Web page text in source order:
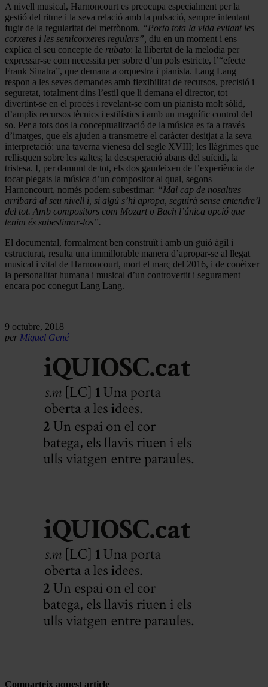
A nivell musical, Harnoncourt es preocupa especialment per la
gestió del ritme i la seva relació amb la pulsació, sempre intentant
fugir de la regularitat del metrònom. “Porto tota la vida evitant les
corxeres i les semicorxeres regulars”, diu en un moment i ens
explica el seu concepte de rubato: la llibertat de la melodia per
expressar-se com necessita per sobre d’un pols estricte, l’“efecte
Frank Sinatra”, que demana a orquestra i pianista. Lang Lang
respon a les seves demandes amb flexibilitat de recursos, precisió i
seguretat, totalment dins l’estil que li demana el director, tot
divertint-se en el procés i revelant-se com un pianista molt sòlid,
d’amplis recursos tècnics i estilístics i amb un magnífic control del
so. Per a tots dos la conceptualització de la música es fa a través
d’imatges, que els ajuden a transmetre el caràcter desitjat a la seva
interpretació: una taverna vienesa del segle XVIII; les llàgrimes que
rellisquen sobre les galtes; la desesperació abans del suïcidi, la
tristesa. I, per damunt de tot, els dos gaudeixen de l’experiència de
tocar plegats la música d’un compositor al qual, segons
Harnoncourt, només podem subestimar: “Mai cap de nosaltres
arribarà al seu nivell i, si algú s’hi apropa, seguirà sense entendre’l
del tot. Amb compositors com Mozart o Bach l’única opció que
tenim és subestimar-los”.
El documental, formalment ben construït i amb un guió àgil i
estructurat, resulta una immillorable manera d’apropar-se al llegat
musical i vital de Harnoncourt, mort el març del 2016, i de conèixer
la personalitat humana i musical d’un controvertit i segurament
encara poc conegut Lang Lang.
9 octubre, 2018
per Miquel Gené
Comparteix aquest article